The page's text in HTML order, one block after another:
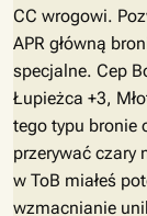
CC wrogowi.
APR główną
specjalne. Cep
Łupieżca +3,
tego typu bronie
przerywać czary
w ToB miałeś
wzmacnianie